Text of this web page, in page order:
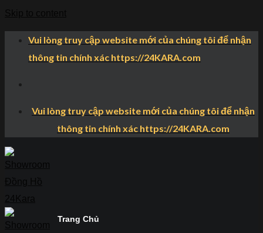
Vui lòng truy cập website mới của chúng tôi để nhận
thông tin chính xác https://24KARA.com
Vui lòng truy cập website mới của chúng tôi để nhận
thông tin chính xác https://24KARA.com
Trang Chủ